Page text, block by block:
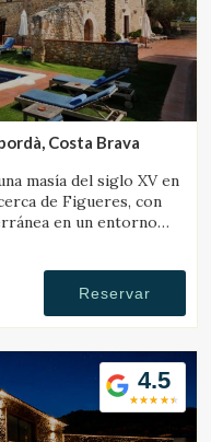
Costa Brava
masía del siglo XV en
de Figueres, con
en un entorno
Reservar
4.5